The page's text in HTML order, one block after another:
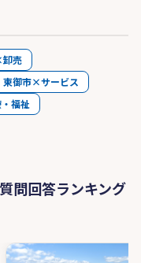
売
東御市×サービス
福祉
問回答ランキング